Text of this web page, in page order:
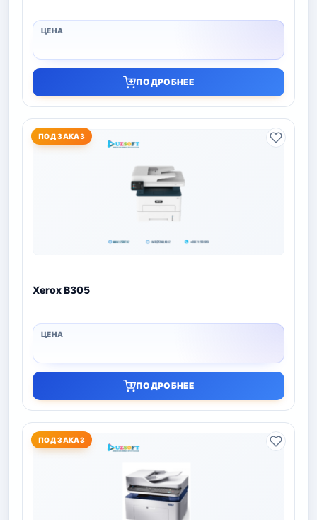
ПОДРОБНЕЕ
ПОД ЗАКАЗ
Xerox B305
ПОДРОБНЕЕ
ПОД ЗАКАЗ